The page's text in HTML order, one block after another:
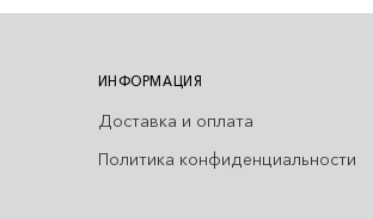
ИНФОРМАЦИЯ
Доставка и оплата
Политика конфиденциальности